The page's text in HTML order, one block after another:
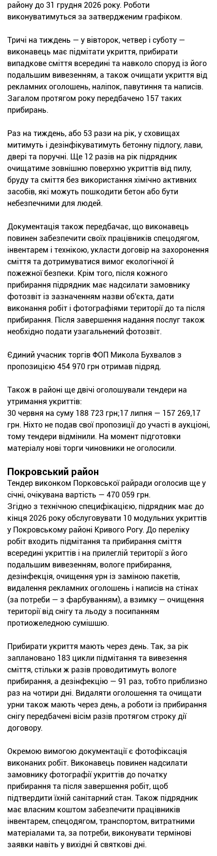
району до 31 грудня 2026 року. Роботи
виконуватимуться за затвердженим графіком.
Тричі на тиждень — у вівторок, четвер і суботу —
виконавець має підмітати укриття, прибирати
випадкове сміття всередині та навколо споруд із його
подальшим вивезенням, а також очищати укриття від
рекламних оголошень, наліпок, павутиння та написів.
Загалом протягом року передбачено 157 таких
прибирань.
Раз на тиждень, або 53 рази на рік, у сховищах
митимуть і дезінфікуватимуть бетонну підлогу, лави,
двері та поручні. Ще 12 разів на рік підрядник
очищатиме зовнішню поверхню укриттів від пилу,
бруду та сміття без використання хімічно активних
засобів, які можуть пошкодити бетон або бути
небезпечними для людей.
Документація також передбачає, що виконавець
повинен забезпечити своїх працівників спецодягом,
інвентарем і технікою, укласти договір на захоронення
сміття та дотримуватися вимог екологічної й
пожежної безпеки. Крім того, після кожного
прибирання підрядник має надсилати замовнику
фотозвіт із зазначенням назви об'єкта, дати
виконання робіт і фотографіями території до та після
прибирання. Після завершення надання послуг також
необхідно подати узагальнений фотозвіт.
Єдиний учасник торгів ФОП Микола Бухвалов з
пропозицією 454 970 грн отримав підряд.
Також в районі ще двічі оголошували тендери на
утримання укриттів:
30 червня на суму 188 723 грн;17 липня — 157 269,17
грн. Ніхто не подав свої пропозиції до участі в аукціоні,
тому тендери відмінили. На момент підготовки
матеріалу нові торги чиновники не оголосили.
Покровський район
Тендер виконком Порковської райради оголосив ще у
січні, очікувана вартість — 470 059 грн.
Згідно з технічною специфікацією, підрядник має до
кінця 2026 року обслуговувати 10 модульних укриттів
у Покровському районі Кривого Рогу. До переліку
робіт входить підмітання та прибирання сміття
всередині укриттів і на прилеглій території з його
подальшим вивезенням, вологе прибирання,
дезінфекція, очищення урн із заміною пакетів,
видалення рекламних оголошень і написів на стінах
(за потреби — з фарбуванням), а взимку — очищення
території від снігу та льоду з посипанням
протиожеледною сумішшю.
Прибирати укриття мають через день. Так, за рік
заплановано 183 цикли підмітання та вивезення
сміття, стільки ж разів проводитимуть вологе
прибирання, а дезінфекцію — 91 раз, тобто приблизно
раз на чотири дні. Видаляти оголошення та очищати
урни також мають через день, а роботи із прибирання
снігу передбачені вісім разів протягом строку дії
договору.
Окремою вимогою документації є фотофіксація
виконаних робіт. Виконавець повинен надсилати
замовнику фотографії укриттів до початку
прибирання та після завершення робіт, щоб
підтвердити їхній санітарний стан. Також підрядник
має власним коштом забезпечити працівників
інвентарем, спецодягом, транспортом, витратними
матеріалами та, за потреби, виконувати термінові
заявки навіть у вихідні й святкові дні.